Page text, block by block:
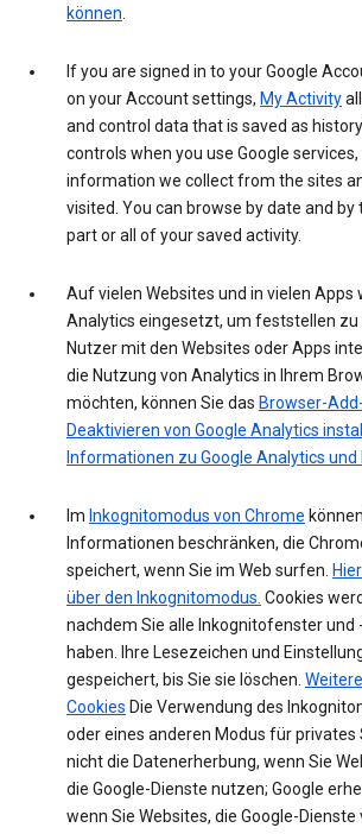
können.
If you are signed in to your Google
on your Account settings, My Activity
and control data that is saved as
controls when you use Google
information we collect from the sites
visited. You can browse by date and by
part or all of your saved activity.
Auf vielen Websites und in vielen Apps
Analytics eingesetzt, um feststellen zu
Nutzer mit den Websites oder Apps
die Nutzung von Analytics in Ihrem
möchten, können Sie das Browser-
Deaktivieren von Google Analytics
Informationen zu Google Analytics
Im Inkognitomodus von Chrome
Informationen beschränken, die
speichert, wenn Sie im Web surfen.
über den Inkognitomodus. Cookies
nachdem Sie alle Inkognitofenster und
haben. Ihre Lesezeichen und
gespeichert, bis Sie sie löschen.
Cookies Die Verwendung des
oder eines anderen Modus für
nicht die Datenerherbung, wenn Sie
die Google-Dienste nutzen; Google
wenn Sie Websites, die Google-Dienste